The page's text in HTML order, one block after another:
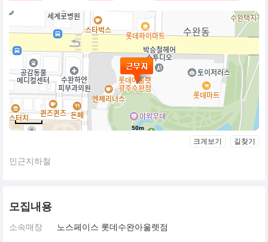
50m
크게보기 길찾기
인근지하철
모집내용
소속매장 노스페이스 롯데수완아울렛점